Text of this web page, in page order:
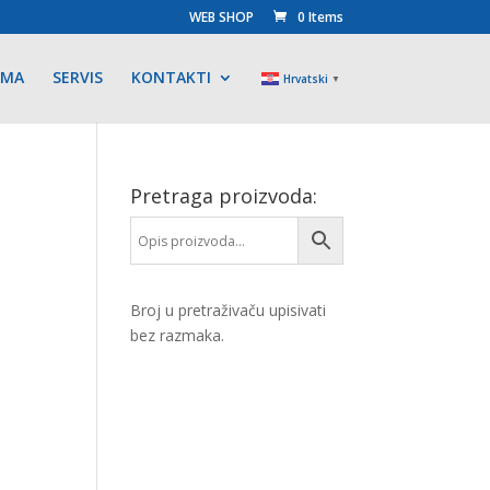
WEB SHOP 0 Items
SERVIS KONTAKTI Hrvatski ▼
Pretraga proizvoda:
Broj u pretraživaču upisivati
bez razmaka.